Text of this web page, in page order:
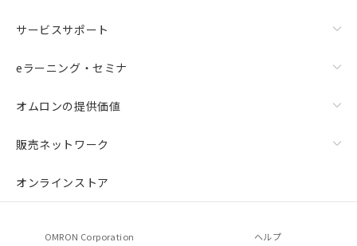
サービスサポート
eラーニング・セミナ
オムロンの提供価値
販売ネットワーク
オンラインストア
OMRON Corporation ヘルプ